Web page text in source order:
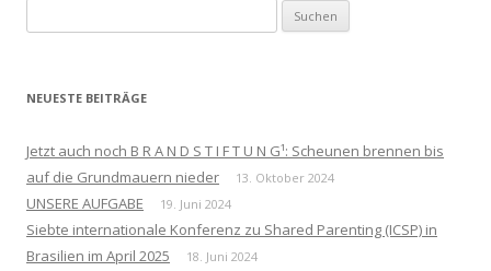
nach:
NEUESTE BEITRÄGE
Jetzt auch noch B R A N D S T I F T U N G¹: Scheunen brennen bis
auf die Grundmauern nieder
13. Oktober 2024
UNSERE AUFGABE 19. Juni 2024
Siebte internationale Konferenz zu Shared Parenting (ICSP) in
Brasilien im April 2025
18. Juni 2024